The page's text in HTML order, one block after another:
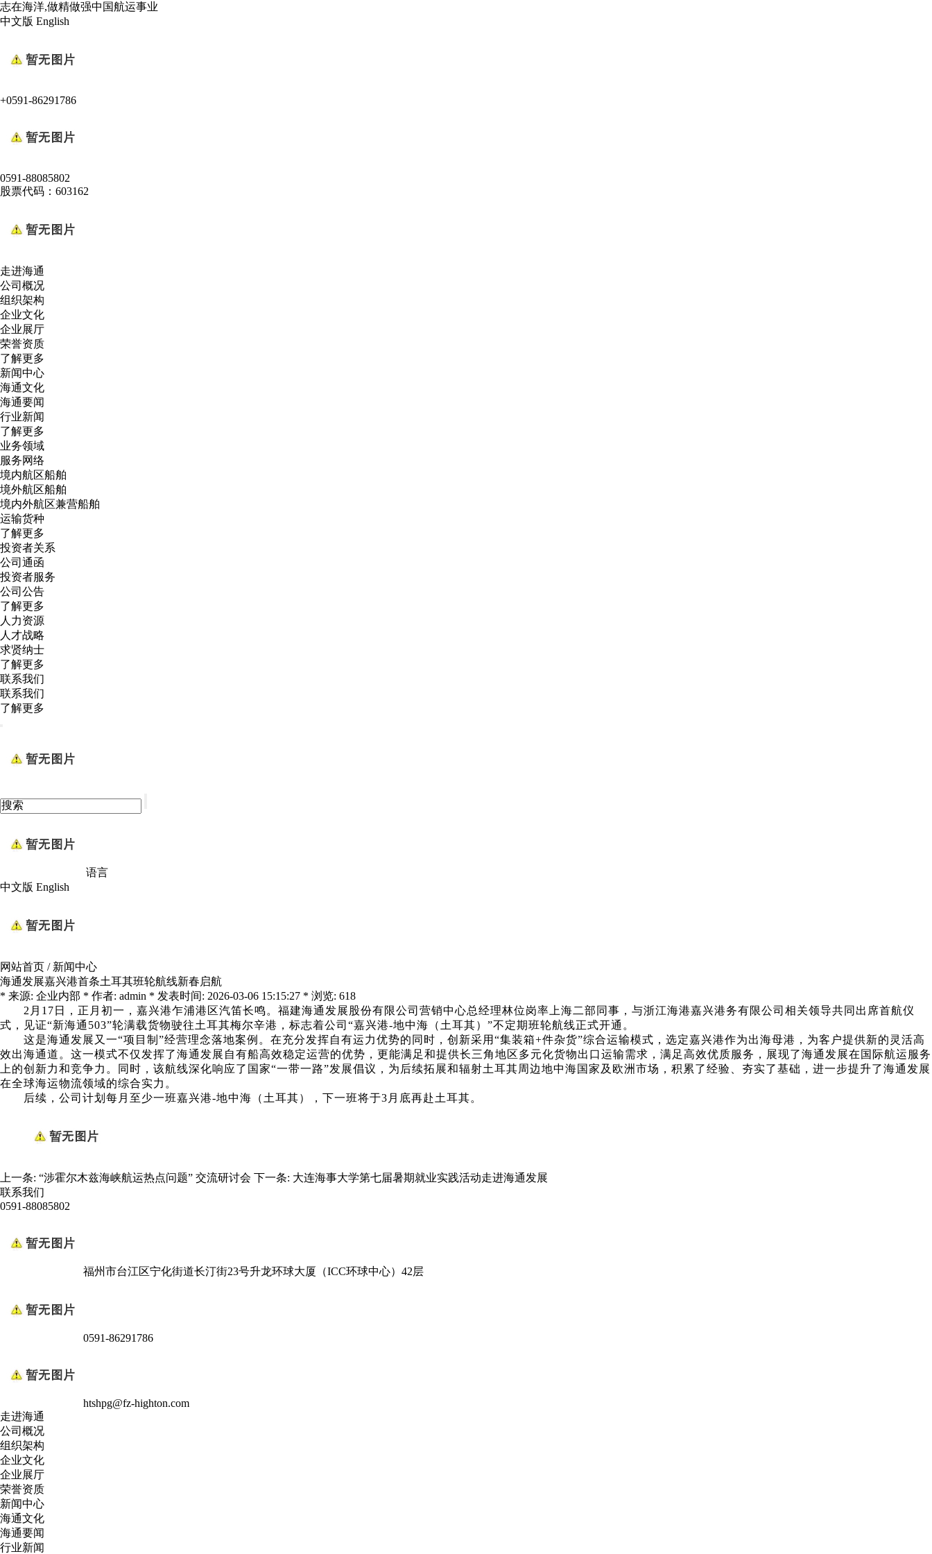
志在海洋,做精做强中国航运事业
中文版 English
+0591-86291786
0591-88085802
股票代码：603162
走进海通
公司概况
组织架构
企业文化
企业展厅
荣誉资质
了解更多
新闻中心
海通文化
海通要闻
行业新闻
了解更多
业务领域
服务网络
境内航区船舶
境外航区船舶
境内外航区兼营船舶
运输货种
了解更多
投资者关系
公司通函
投资者服务
公司公告
了解更多
人力资源
人才战略
求贤纳士
了解更多
联系我们
联系我们
了解更多
语言
中文版 English
网站首页 / 新闻中心
海通发展嘉兴港首条土耳其班轮航线新春启航
* 来源: 企业内部 * 作者: admin * 发表时间: 2026-03-06 15:15:27 * 浏览: 618
2 月 17 日，正月初一，嘉兴港乍浦港区汽笛长鸣。福建海通发展股份有限公司营销中心总经理林位岗率上海二部同事，与浙江海港嘉兴港务有限公司相关领导共同出席首航仪
式，见证“新海通 503”轮满载货物驶往土耳其梅尔辛港，标志着公司“嘉兴港-地中海（土耳其）”不定期班轮航线正式开通。
这是海通发展又一“项目制”经营理念落地案例。在充分发挥自有运力优势的同时，创新采用“集装箱+件杂货”综合运输模式，选定嘉兴港作为出海母港，为客户提供新的灵活高
效出海通道。这一模式不仅发挥了海通发展自有船高效稳定运营的优势，更能满足和提供长三角地区多元化货物出口运输需求，满足高效优质服务，展现了海通发展在国际航运服务
上的创新力和竞争力。同时，该航线深化响应了国家“一带一路”发展倡议，为后续拓展和辐射土耳其周边地中海国家及欧洲市场，积累了经验、夯实了基础，进一步提升了海通发展
在全球海运物流领域的综合实力。
后续，公司计划每月至少一班嘉兴港-地中海（土耳其），下一班将于3 月底再赴土耳其。
上一条: “涉霍尔木兹海峡航运热点问题” 交流研讨会 下一条: 大连海事大学第七届暑期就业实践活动走进海通发展
联系我们
0591-88085802
福州市台江区宁化街道长汀街23号升龙环球大厦（ICC环球中心）42层
0591-86291786
htshpg@fz-highton.com
走进海通
公司概况
组织架构
企业文化
企业展厅
荣誉资质
新闻中心
海通文化
海通要闻
行业新闻